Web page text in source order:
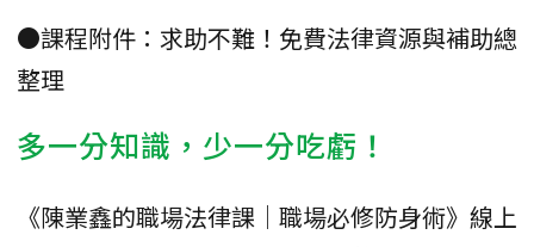
●課程附件：求助不難！免費法律資源與補助總
整理
多一分知識，少一分吃虧！
《陳業鑫的職場法律課｜職場必修防身術》線上